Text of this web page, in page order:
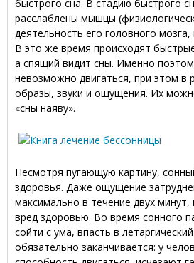
быстрого сна. В стадию быстрого
расслаблены мышцы
деятельность его головного
В это же время происходят
а спящий видит сны. Именно
невозможно двигаться, при этом в
образы, звуки и ощущения. Их
«сны наяву».
Несмотря пугающую картину,
здоровья. Даже ощущение
максимально в течение двух
вред здоровью. Во время сонного
сойти с ума, впасть в
обязательно заканчивается: у